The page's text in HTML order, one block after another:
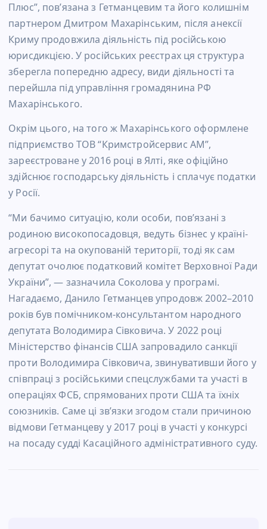
Плюс”, пов’язана з Гетманцевим та його колишнім
партнером Дмитром Махарінським, після анексії
Криму продовжила діяльність під російською
юрисдикцією. У російських реєстрах ця структура
зберегла попередню адресу, види діяльності та
перейшла під управління громадянина РФ
Махарінського.
Окрім цього, на того ж Махарінського оформлене
підприємство ТОВ “Кримстройсервис АМ”,
зареєстроване у 2016 році в Ялті, яке офіційно
здійснює господарську діяльність і сплачує податки
у Росії.
“Ми бачимо ситуацію, коли особи, пов’язані з
родиною високопосадовця, ведуть бізнес у країні-
агресорі та на окупованій території, тоді як сам
депутат очолює податковий комітет Верховної Ради
України”, — зазначила Соколова у програмі.
Нагадаємо, Данило Гетманцев упродовж 2002–2010
років був помічником-консультантом народного
депутата Володимира Сівковича. У 2022 році
Міністерство фінансів США запровадило санкції
проти Володимира Сівковича, звинувативши його у
співпраці з російськими спецслужбами та участі в
операціях ФСБ, спрямованих проти США та їхніх
союзників. Саме ці зв’язки згодом стали причиною
відмови Гетманцеву у 2017 році в участі у конкурсі
на посаду судді Касаційного адміністративного суду.